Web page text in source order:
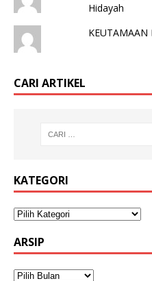
Hidayah
CARI ARTIKEL
KATEGORI
ARSIP